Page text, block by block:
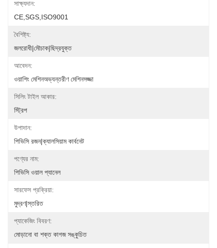
সাক্ষ্যদান:
CE,SGS,ISO9001
বৈশিষ্ট্য:
জলরোধী|মৌচাক|ছিদ্রযুক্ত
আবেদন:
ওয়াশিং মেশিনঅভ্যন্তরীণ মেশিনসজ্জা
সিলিং টাইল আকার:
স্ট্রিপ
উপাদান:
পিভিসি রজন|ক্যালসিয়াম কার্বনেট
পণ্যের নাম:
পিভিসি ওয়াল প্যানেল
সারফেস প্রক্রিয়া:
মুদ্রণ|স্তরিত
প্যাকেজিং বিবরণ:
মোড়ানো বা শক্ত কাগজ সঙ্কুচিত